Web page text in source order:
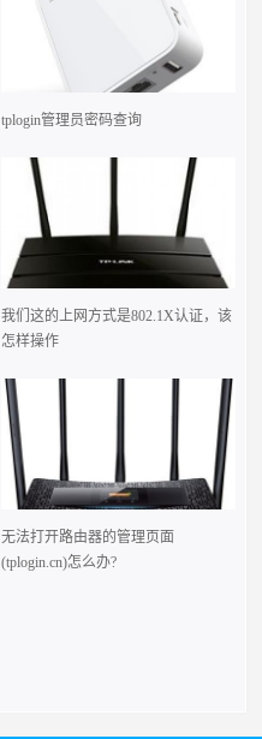
tplogin管理员密码查询
我们这的上网方式是802.1X认证，该
怎样操作
无法打开路由器的管理页面
(tplogin.cn)怎么办?